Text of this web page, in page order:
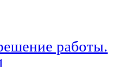
работы.